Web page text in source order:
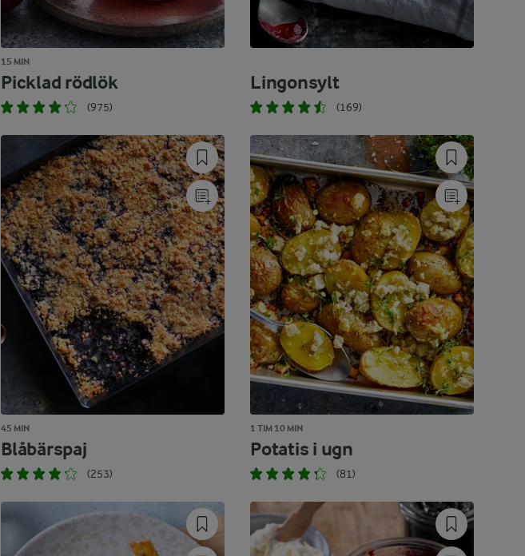
15 MIN
Picklad rödlök
(975)
Lingonsylt
(169)
45 MIN
Blåbärspaj
(253)
1 TIM 10 MIN
Potatis i ugn
(81)